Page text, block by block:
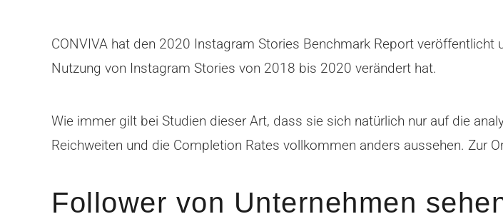
CONVIVA hat den 2020 Instagram Stories Benchmark Report
Nutzung von Instagram Stories von 2018 bis 2020 verändert hat.
Wie immer gilt bei Studien dieser Art, dass sie sich natürlich nur auf die
Reichweiten und die Completion Rates vollkommen anders aussehen. Zur
Follower von Unternehmen